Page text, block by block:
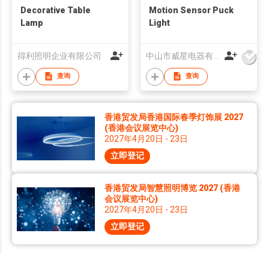
Decorative Table
Lamp
得利照明企业有限公司
查询
Motion Sensor Puck
Light
查询
香港贸发局香港国际春季灯饰展 2027
(香港会议展览中心)
2027年4月20日 - 23日
立即登记
香港贸发局智慧照明博览 2027 (香港
会议展览中心)
2027年4月20日 - 23日
立即登记